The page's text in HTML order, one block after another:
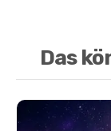
Das